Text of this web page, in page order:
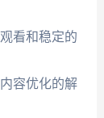
看和稳定的
容优化的解